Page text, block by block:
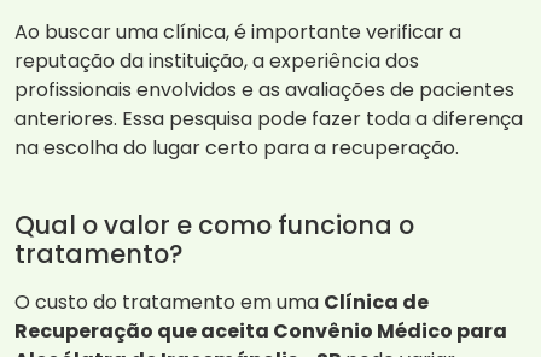
Ao buscar uma clínica, é importante verificar a
reputação da instituição, a experiência dos
profissionais envolvidos e as avaliações de pacientes
anteriores. Essa pesquisa pode fazer toda a diferença
na escolha do lugar certo para a recuperação.
Qual o valor e como funciona o
tratamento?
O custo do tratamento em uma Clínica de
Recuperação que aceita Convênio Médico para